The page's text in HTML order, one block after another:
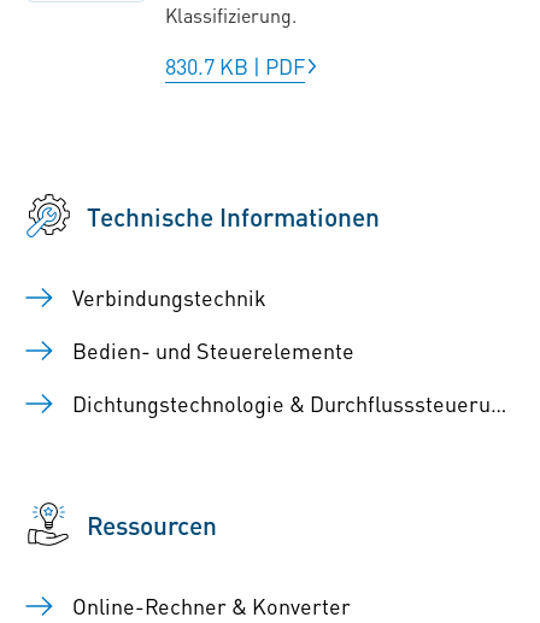
Klassifizierung.
830.7 KB | PDF
Technische Informationen
Verbindungstechnik
Bedien- und Steuerelemente
Dichtungstechnologie & Durchflusssteuerung
Ressourcen
Online-Rechner & Konverter